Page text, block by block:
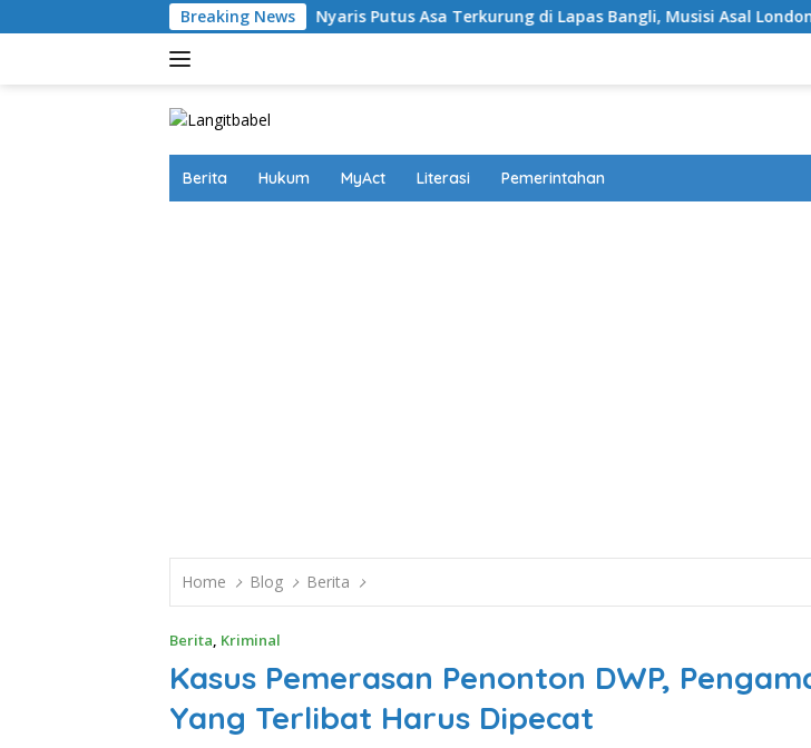
to
Breaking News
Nyaris Putus Asa Terkurung di Lapas Bangli, Musisi Asal London Bernapas
Berita Hukum MyAct Literasi Pemerintahan
Home Blog Berita
Berita, Kriminal
Kasus Pemerasan Penonton DWP,
Yang Terlibat Harus Dipecat